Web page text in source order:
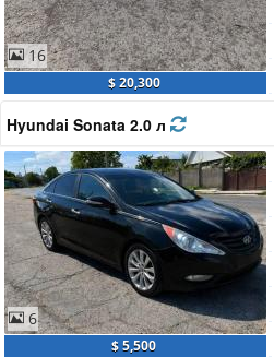
16
$ 20,300
Hyundai Sonata 2.0 л
6
$ 5,500